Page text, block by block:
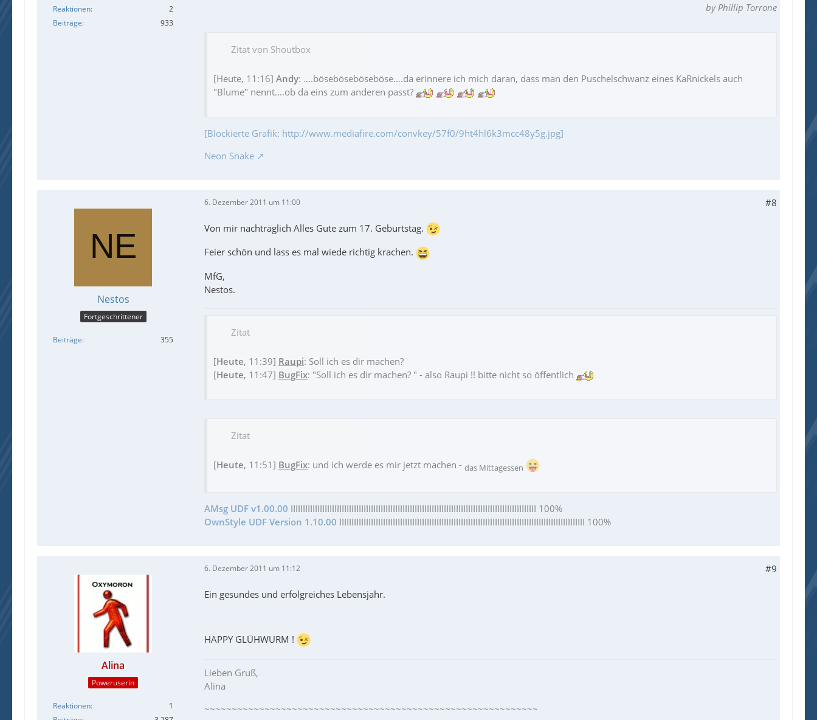
Reaktionen
2
Beiträge
933
by Phillip Torrone
Zitat von Shoutbox
[Heute, 11:16] Andy: ....böseböseböseböse....da erinnere ich mich daran, dass man den Puschelschwanz eines KaRnickels auch
"Blume" nennt....ob da eins zum anderen passt?
[Blockierte Grafik: http://www.mediafire.com/convkey/57f0/9ht4hl6k3mcc48y5g.jpg]
Neon Snake
Nestos
Fortgeschrittener
Beiträge 355
6. Dezember 2011 um 11:00 #8
Von mir nachträglich Alles Gute zum 17. Geburtstag.
Feier schön und lass es mal wiede richtig krachen.
MfG,
Nestos.
Zitat
[Heute, 11:39] Raupi: Soll ich es dir machen?
[Heute, 11:47] BugFix: "Soll ich es dir machen? " - also Raupi !! bitte nicht so öffentlich
Zitat
[Heute, 11:51] BugFix: und ich werde es mir jetzt machen - das Mittagessen
AMsg UDF v1.00.00 IIIIIIIIIIIIIIIIIIIIIIIIIIIIIIIIIIIIIIIIIIIIIIIIIIIIIIIIIIIIIIIIIIIIIIIIIIIIIIIIIIIIIIIIIIIIIIIIIIIII 100%
OwnStyle UDF Version 1.10.00 IIIIIIIIIIIIIIIIIIIIIIIIIIIIIIIIIIIIIIIIIIIIIIIIIIIIIIIIIIIIIIIIIIIIIIIIIIIIIIIIIIIIIIIIIIIIIIIIIIIII 100%
Alina
Poweruserin
Reaktionen
1
6. Dezember 2011 um 11:12 #9
Ein gesundes und erfolgreiches Lebensjahr.
HAPPY GLÜHWURM !
Lieben Gruß,
Alina
~~~~~~~~~~~~~~~~~~~~~~~~~~~~~~~~~~~~~~~~~~~~~~~~~~~~~~~~~~~~~